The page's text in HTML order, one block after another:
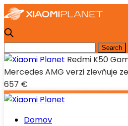
Redmi K50
Mercedes AMG verzi zlevňuje
657 €
Domov